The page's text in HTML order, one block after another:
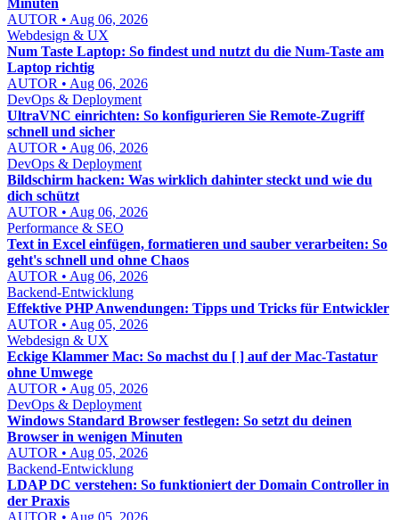
Minuten
AUTOR • Aug 06, 2026
Webdesign & UX
Num Taste Laptop: So findest und nutzt du die Num-Taste am
Laptop richtig
AUTOR • Aug 06, 2026
DevOps & Deployment
UltraVNC einrichten: So konfigurieren Sie Remote-Zugriff
schnell und sicher
AUTOR • Aug 06, 2026
DevOps & Deployment
Bildschirm hacken: Was wirklich dahinter steckt und wie du
dich schützt
AUTOR • Aug 06, 2026
Performance & SEO
Text in Excel einfügen, formatieren und sauber verarbeiten: So
geht's schnell und ohne Chaos
AUTOR • Aug 06, 2026
Backend-Entwicklung
Effektive PHP Anwendungen: Tipps und Tricks für Entwickler
AUTOR • Aug 05, 2026
Webdesign & UX
Eckige Klammer Mac: So machst du [ ] auf der Mac-Tastatur
ohne Umwege
AUTOR • Aug 05, 2026
DevOps & Deployment
Windows Standard Browser festlegen: So setzt du deinen
Browser in wenigen Minuten
AUTOR • Aug 05, 2026
Backend-Entwicklung
LDAP DC verstehen: So funktioniert der Domain Controller in
der Praxis
AUTOR • Aug 05, 2026